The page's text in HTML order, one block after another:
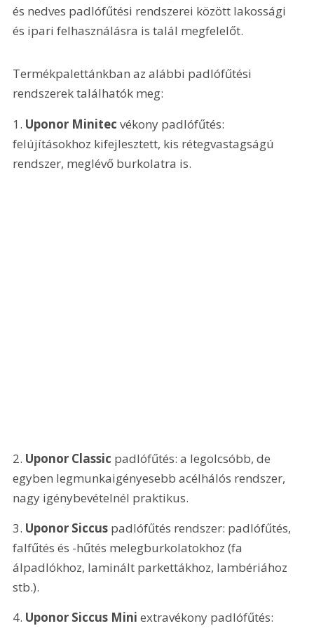
és nedves padlófűtési rendszerei között lakossági
és ipari felhasználásra is talál megfelelőt.
Termékpalettánkban az alábbi padlófűtési
rendszerek találhatók meg:
1. Uponor Minitec vékony padlófűtés:
felújításokhoz kifejlesztett, kis rétegvastagságú
rendszer, meglévő burkolatra is.
2. Uponor Classic padlófűtés: a legolcsóbb, de
egyben legmunkaigényesebb acélhálós rendszer,
nagy igénybevételnél praktikus.
3. Uponor Siccus padlófűtés rendszer: padlófűtés,
falfűtés és -hűtés melegburkolatokhoz (fa
álpadlókhoz, laminált parkettákhoz, lambériához
stb.).
4. Uponor Siccus Mini extravékony padlófűtés: